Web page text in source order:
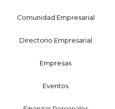
Comunidad Empresarial
Directorio Empresarial
Empresas
Eventos